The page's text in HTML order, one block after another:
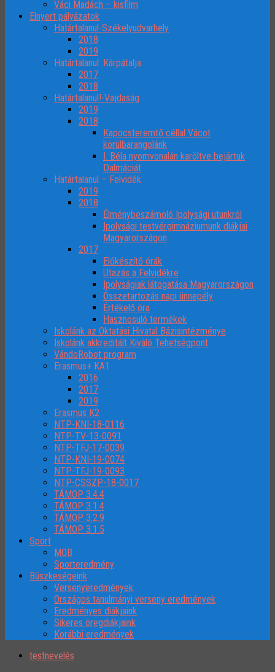
Váci Madách – kisfilm
Elnyert pályázatok
Határtalanul-Székelyudvarhely
2018
2019
Határtalanul: Kárpátalja
2017
2018
Határtalanul!-Vajdaság
2019
2018
Kapocsteremtő céllal Vácot
körülbarangolánk
I. Béla nyomvonalán karöltve bejártuk
Dalmáciát
Határtalanul – Felvidék
2019
2018
Élménybeszámoló Ipolysági utunkról
Ipolysági testvérgimnáziumunk diákjai
Magyarországon
2017
Előkészítő órák
Utazás a Felvidékre
Ipolyságiak látogatása Magyarországon
Összetartozás napi ünnepély
Értékelő óra
Hasznosuló termékek
Iskolánk az Oktatási Hivatal Bázisintézménye
Iskolánk akkreditált Kiváló Tehetségpont
VándoRobot program
Erasmus+ KA1
2016
2017
2019
Erasmus K2
NTP-KNI-18-0116
NTP-TV-13-0091
NTP-TFJ-17-0039
NTP-KNI-19-0074
NTP-TFJ-19-0093
NTP-CSSZP-18-0017
TÁMOP 3.4.4
TÁMOP 3.1.4
TÁMOP 3.2.9
TÁMOP 3.1.5
Sport
MOB
Sporteredmény
Büszkeségeink
Versenyeredmények
Országos tanulmányi verseny eredmények
Eredményes diákjaink
Sikeres öregdiákjaink
Korábbi eredmények
testnevelés